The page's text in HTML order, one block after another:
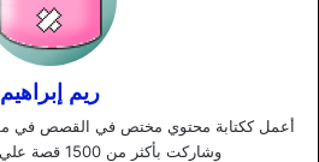
ريم إبراهيم
وشاركت بأكثر من 1500 قصة علي مدار سنين عملي.